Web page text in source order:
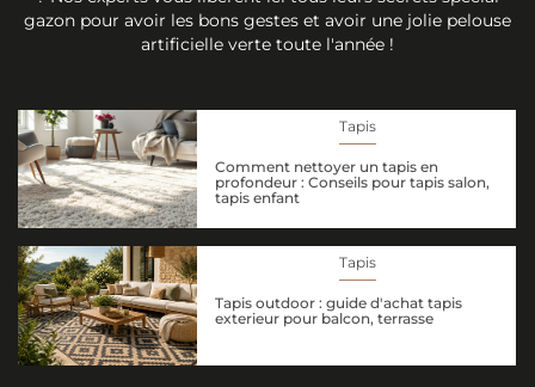
facilité d'entretien. Composé à 100% en polyester, il passe
en machine à laver, vous garantissant un tapis toujours
plan de travail.
gazon pour avoir les bons gestes et avoir une jolie pelouse
artificielle verte toute l'année !
Tapis
Comment nettoyer un tapis en
profondeur : Conseils pour tapis salon,
tapis enfant
Tapis
Tapis outdoor : guide d'achat tapis
exterieur pour balcon, terrasse